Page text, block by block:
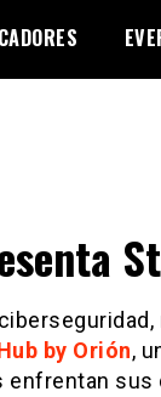
by Orión,
enfrentan